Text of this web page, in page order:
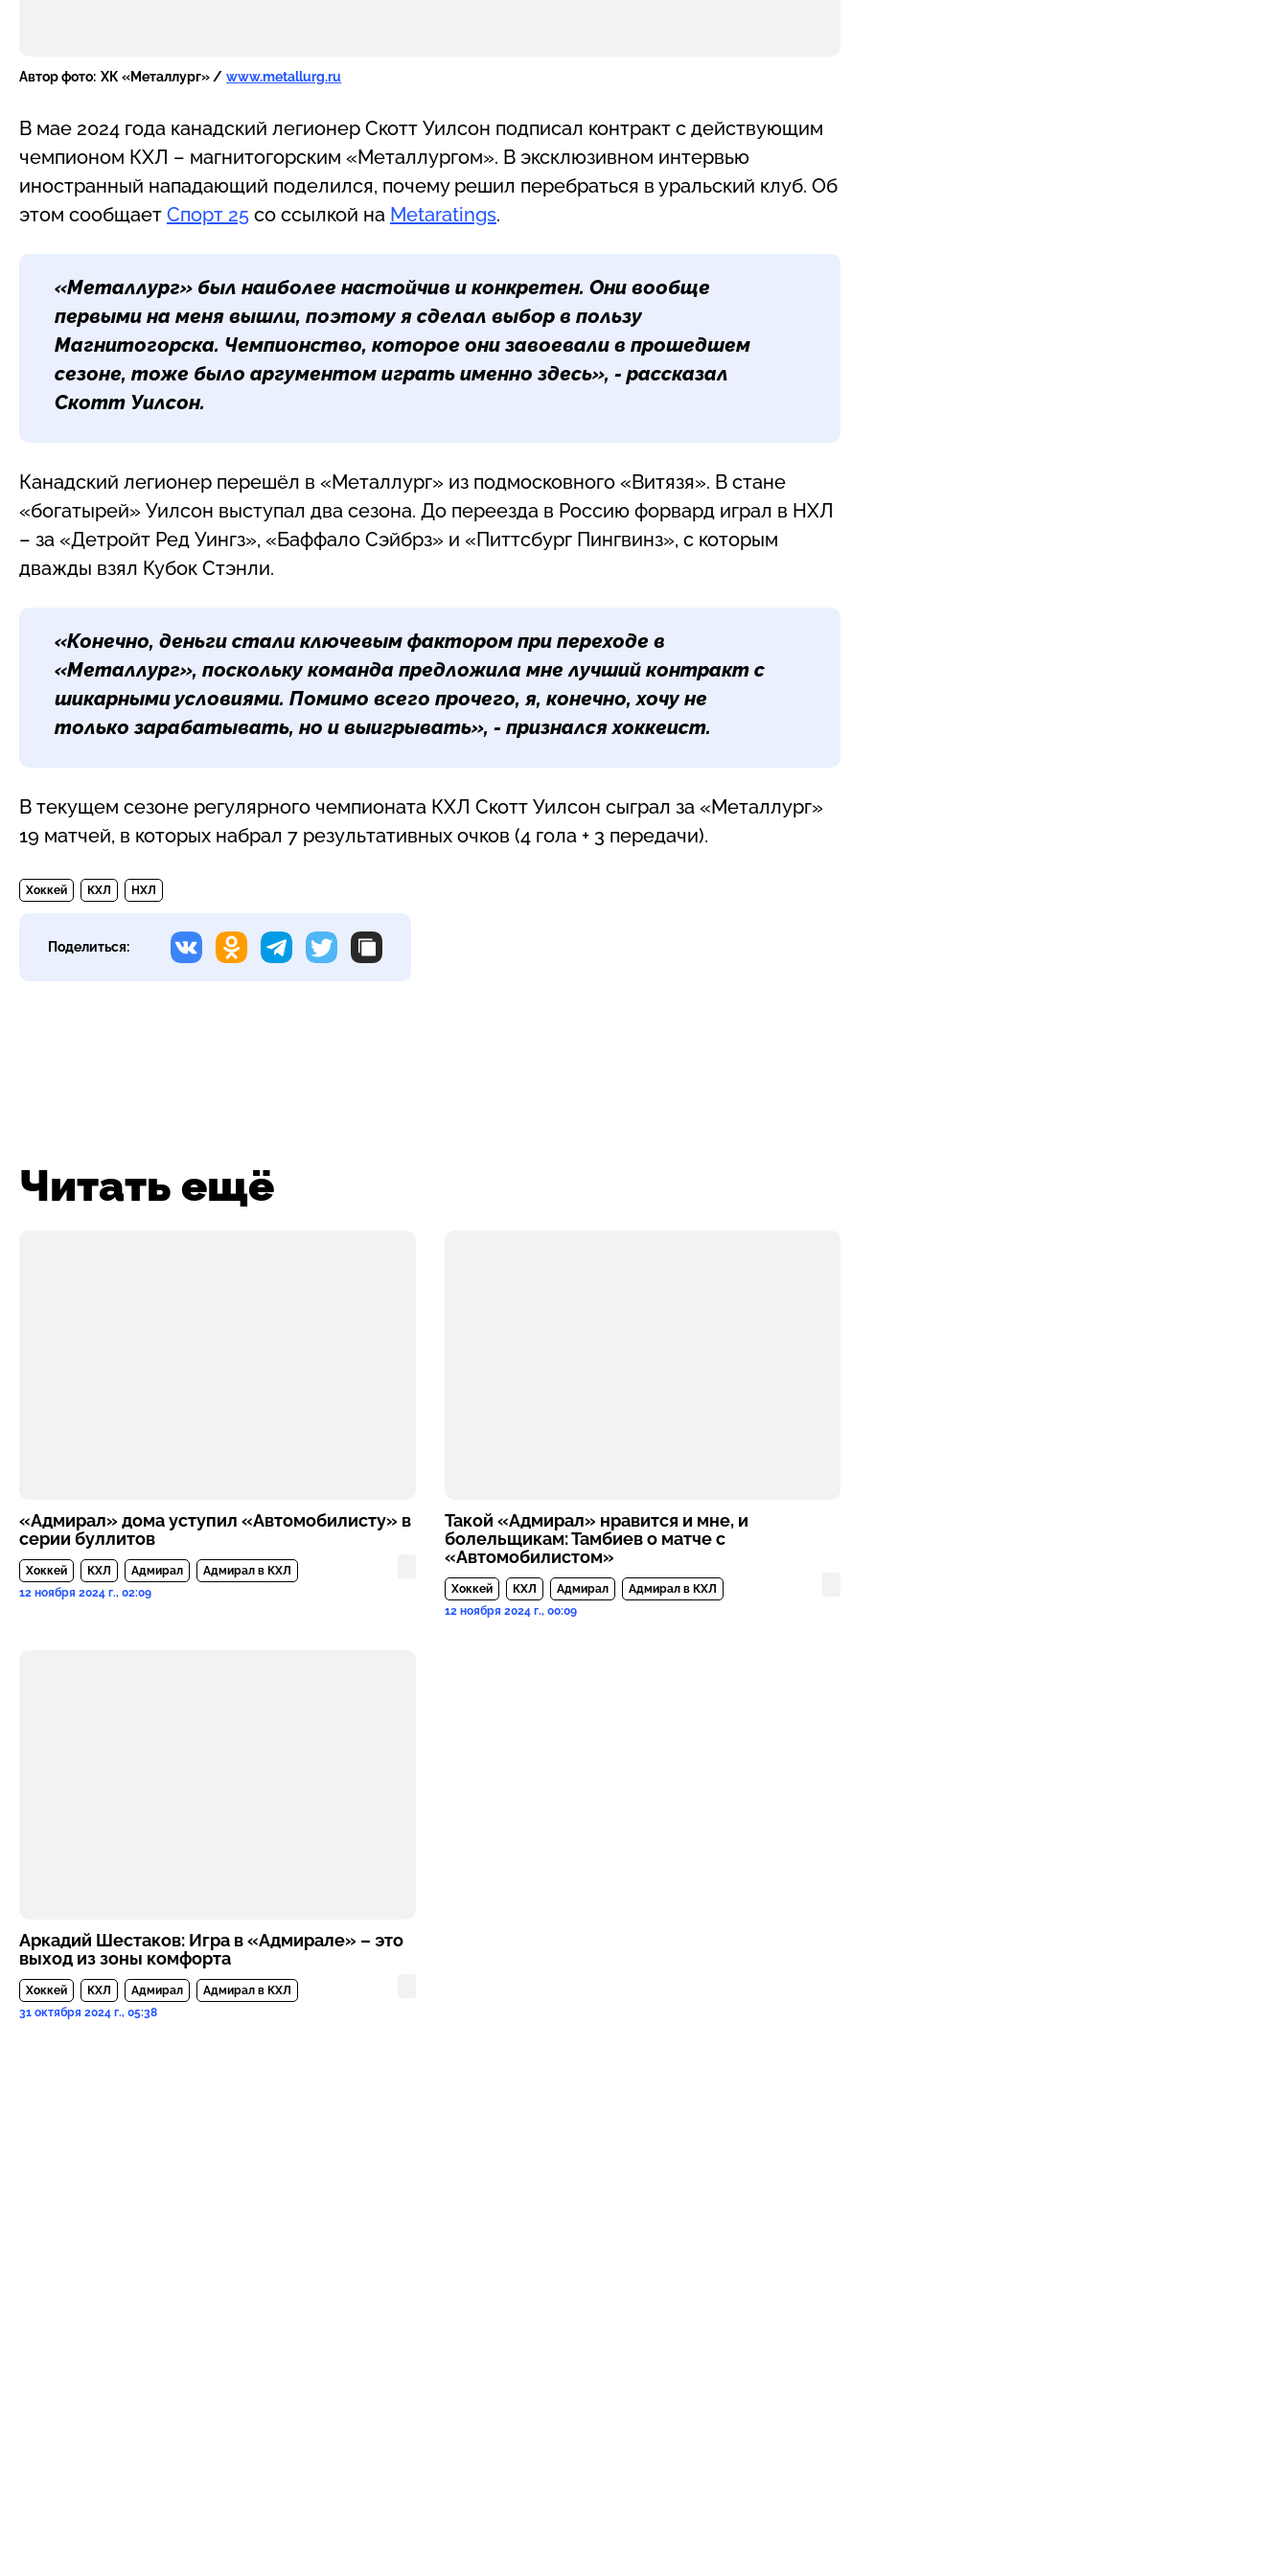
Автор фото: ХК «Металлург» / www.metallurg.ru
В мае 2024 года канадский легионер Скотт Уилсон подписал контракт с действующим
чемпионом КХЛ – магнитогорским «Металлургом». В эксклюзивном интервью
иностранный нападающий поделился, почему решил перебраться в уральский клуб. Об
этом сообщает Спорт 25 со ссылкой на Metaratings.
«Металлург» был наиболее настойчив и конкретен. Они вообще
первыми на меня вышли, поэтому я сделал выбор в пользу
Магнитогорска. Чемпионство, которое они завоевали в прошедшем
сезоне, тоже было аргументом играть именно здесь», - рассказал
Скотт Уилсон.
Канадский легионер перешёл в «Металлург» из подмосковного «Витязя». В стане
«богатырей» Уилсон выступал два сезона. До переезда в Россию форвард играл в НХЛ
– за «Детройт Ред Уингз», «Баффало Сэйбрз» и «Питтсбург Пингвинз», с которым
дважды взял Кубок Стэнли.
«Конечно, деньги стали ключевым фактором при переходе в
«Металлург», поскольку команда предложила мне лучший контракт с
шикарными условиями. Помимо всего прочего, я, конечно, хочу не
только зарабатывать, но и выигрывать», - признался хоккеист.
В текущем сезоне регулярного чемпионата КХЛ Скотт Уилсон сыграл за «Металлург»
19 матчей, в которых набрал 7 результативных очков (4 гола + 3 передачи).
Хоккей КХЛ НХЛ
Поделиться:
Читать ещё
«Адмирал» дома уступил «Автомобилисту» в
серии буллитов
Хоккей КХЛ Адмирал
Адмирал в КХЛ
12 ноября 2024 г., 02:09
Такой «Адмирал» нравится и мне, и
болельщикам: Тамбиев о матче с
«Автомобилистом»
Хоккей КХЛ Адмирал
Адмирал в КХЛ
12 ноября 2024 г., 00:09
Аркадий Шестаков: Игра в «Адмирале» – это
выход из зоны комфорта
Хоккей КХЛ Адмирал
Адмирал в КХЛ
31 октября 2024 г., 05:38